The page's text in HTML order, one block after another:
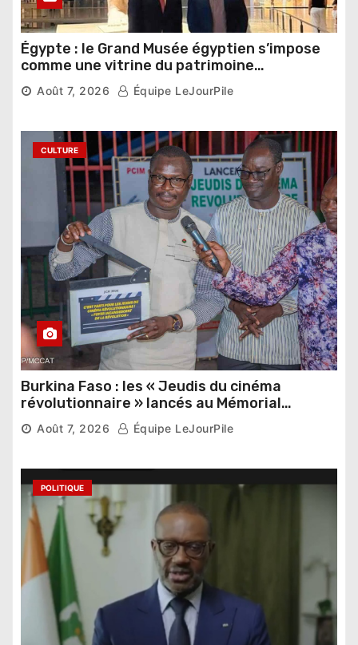
Égypte : le Grand Musée égyptien s’impose
comme une vitrine du patrimoine
pharaonique auprès des dirigeants
étrangers
Août 7, 2026 Équipe LeJourPile
CULTURE
Burkina Faso : les « Jeudis du cinéma
révolutionnaire » lancés au Mémorial
Thomas Sankara
Août 7, 2026 Équipe LeJourPile
POLITIQUE